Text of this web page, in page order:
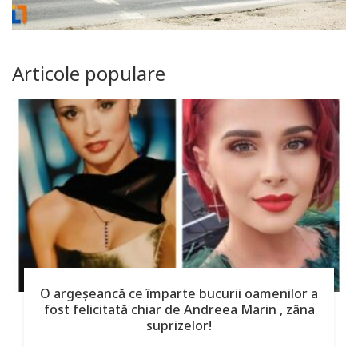
Articole populare
O argeşeancă ce împarte bucurii oamenilor a
fost felicitată chiar de Andreea Marin , zâna
suprizelor!